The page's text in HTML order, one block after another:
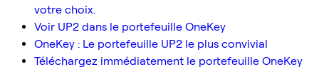
votre choix.
Voir UP2 dans le portefeuille OneKey
OneKey : Le portefeuille UP2 le plus convivial
Téléchargez immédiatement le portefeuille OneKey